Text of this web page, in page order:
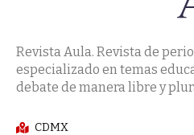
Revista Aula. Revista de
especializado en temas
debate de manera libre y
CDMX